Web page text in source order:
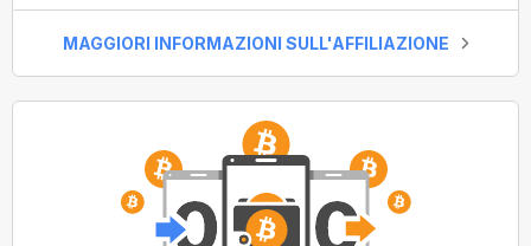
MAGGIORI INFORMAZIONI SULL'AFFILIAZIONE